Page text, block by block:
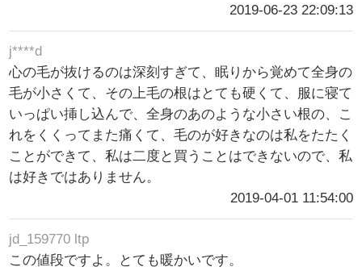
2019-06-23 22:09:13
j****d
心の毛が抜けるのは深刻すぎて、眠りから覚めて全身の
毛が小さくて、その上毛の根はとても硬くて、服に寝て
いっぱい挿し込んで、全身のあのような小さい根の、こ
れをくくってまた痛くて、毛のが好きなのは私をたたく
ことができて、私は二度と買うことはできないので、私
は好きではありません。
2019-04-01 11:54:00
jd_159770 ltp
この値段ですよ。とても暖かいです。